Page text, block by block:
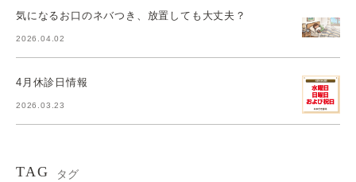
気になるお口のネバつき、放置しても大丈夫？
2026.04.02
4月休診日情報
2026.03.23
TAG タグ